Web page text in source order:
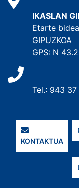
IKASLAN
Etarte
GIPUZKOA
GPS: N
Tel.: 943
KONTAKTUA